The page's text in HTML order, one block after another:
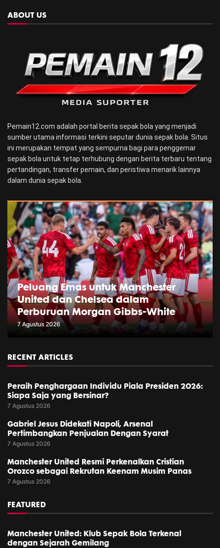
ABOUT US
Pemain12.com adalah portal berita sepak bola yang menjadi
sumber utama informasi terkini seputar dunia sepak bola. Situs
ini merupakan tempat yang sempurna bagi para penggemar
sepak bola untuk tetap terhubung dengan berita terbaru tentang
pertandingan, transfer pemain, dan peristiwa menarik lainnya
dalam dunia sepak bola.
Peluang Emas untuk Manchester
United dan Chelsea dalam
Perburuan Morgan Gibbs-White
7 Agustus 2026
RECENT ARTICLES
Peraih Penghargaan Individu Piala Presiden 2026:
Siapa Saja yang Bersinar?
7 Agustus 2026
Gabriel Jesus Didekati Napoli, Arsenal
Pertimbangkan Penjualan Dengan Syarat
7 Agustus 2026
Manchester United Resmi Perkenalkan Cristian
Orozco sebagai Rekrutan Keenam Musim Panas
7 Agustus 2026
FEATURED
Manchester United: Klub Sepak Bola Terkenal
dengan Sejarah Gemilang